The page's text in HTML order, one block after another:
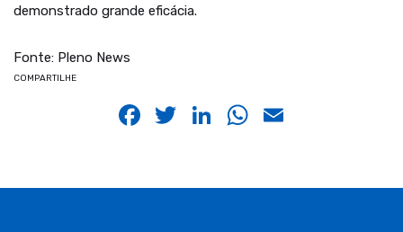
demonstrado grande eficácia.
Fonte: Pleno News
COMPARTILHE
Facebook
Twitter
LinkedIn
WhatsApp